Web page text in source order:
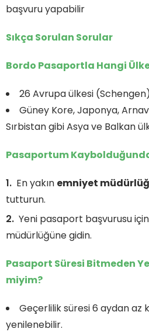
başvuru yapabilir
Sıkça Sorulan Sorular
Bordo Pasaportla Hangi
26 Avrupa ülkesi
Güney Kore, Japonya,
Sırbistan gibi Asya ve Balkan
Pasaportum
En yakın emniyet
tutturun.
Yeni pasaport başvurusu
müdürlüğüne gidin.
Pasaport Süresi Bitmeden
miyim?
Geçerlilik süresi 6 aydan
yenilenebilir.